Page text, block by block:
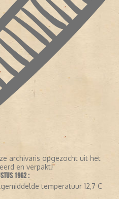
archivaris opgezocht uit het
en verpakt!
1962 :
temperatuur 12,7 C